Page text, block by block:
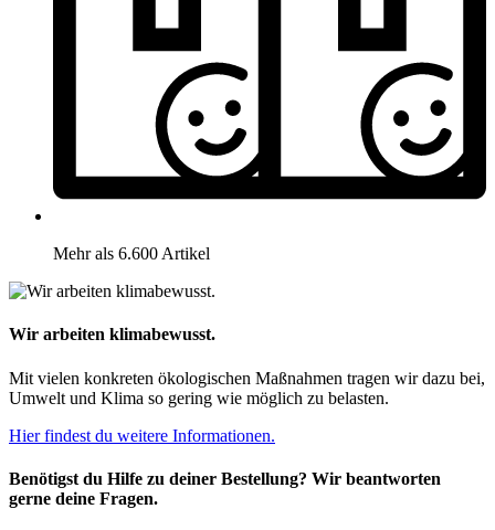
Mehr als 6.600 Artikel
Wir arbeiten klimabewusst.
Mit vielen konkreten ökologischen Maßnahmen tragen wir dazu bei,
Umwelt und Klima so gering wie möglich zu belasten.
Hier findest du weitere Informationen.
Benötigst du Hilfe zu deiner Bestellung? Wir beantworten
gerne deine Fragen.